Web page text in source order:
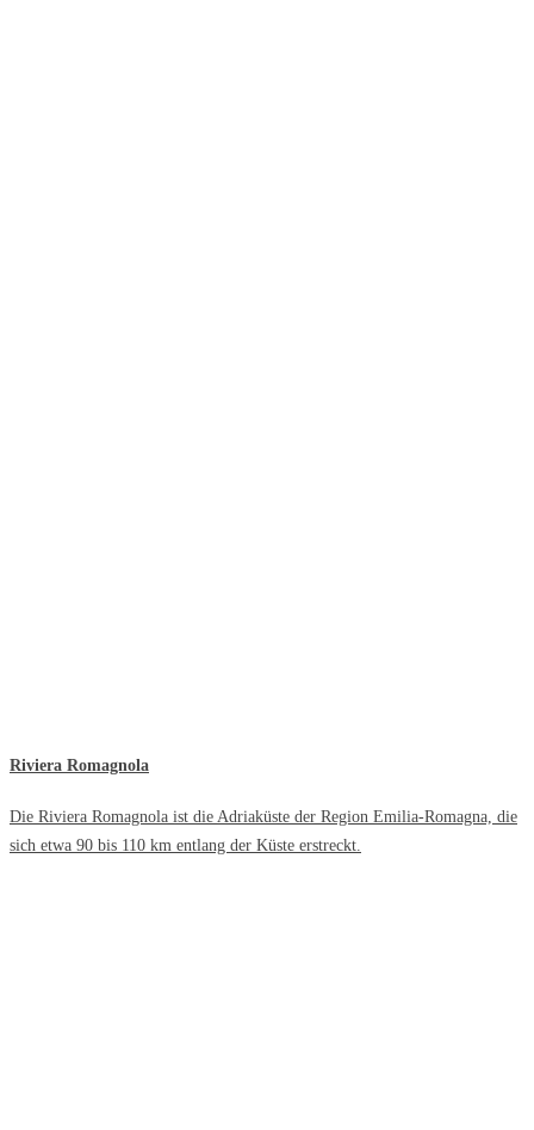
Riviera Romagnola
Die Riviera Romagnola ist die Adriaküste der Region Emilia-Romagna, die
sich etwa 90 bis 110 km entlang der Küste erstreckt.